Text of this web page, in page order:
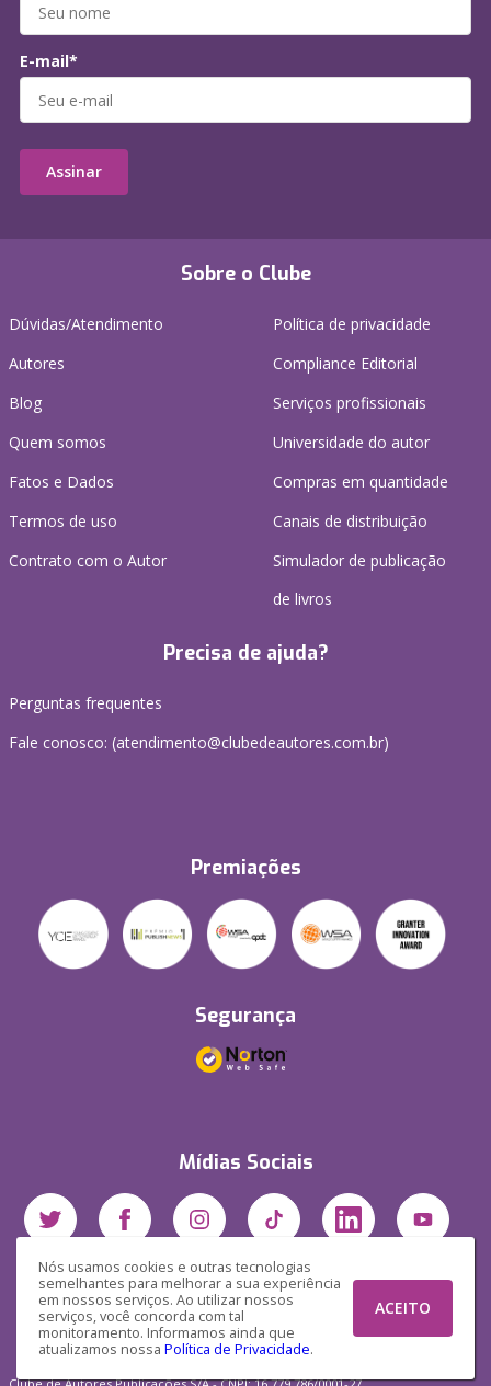
Nós usamos cookies e outras tecnologias
semelhantes para melhorar a sua experiência
em nossos serviços. Ao utilizar nossos
serviços, você concorda com tal
monitoramento. Informamos ainda que
atualizamos nossa Política de Privacidade.
ACEITO
Sobre o Clube
Dúvidas/Atendimento
Autores
Blog
Quem somos
Fatos e Dados
Termos de uso
Contrato com o Autor
Política de privacidade
Compliance Editorial
Serviços profissionais
Universidade do autor
Compras em quantidade
Canais de distribuição
Simulador de publicação
de livros
Precisa de ajuda?
Perguntas frequentes
Fale conosco: (atendimento@clubedeautores.com.br)
Premiações
Segurança
Mídias Sociais
E-mail*
Assinar